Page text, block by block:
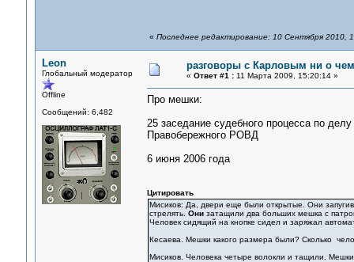
« Последнее редактирование: 10 Сентября 2010,
Leon
Глобальный модератор
Offline
Сообщений: 6,482
разговоры с Карловым ни о
« Ответ #1 :11 Марта 2009, 15:20:14 »
Про мешки:
25 заседание судебного процесса по
Правобережного РОВД
6 июня 2006 года
Цитировать
Мисиков: Да, двери еще были открытые. Они
стрелять. Онизатащили два больших мешка с
Человек сидящий на кнопке сидел и заряжал
Кесаева. Мешки какого размера были? Сколько
Мисиков. Человека четыре волокли и тащили.